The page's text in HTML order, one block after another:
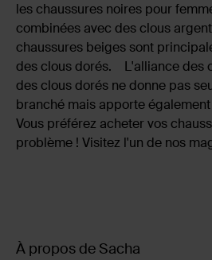
les chaussures noires pour
combinées avec des clous
chaussures beiges sont
des clous dorés. L'alliance des
des clous dorés ne donne pas
branché mais apporte
Vous préférez acheter vos
problème ! Visitez l'un de nos
À propos de Sacha